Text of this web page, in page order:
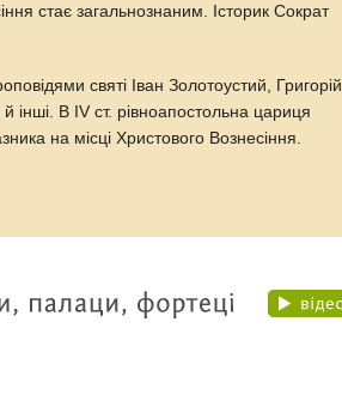
стає загальнознаним. Історик Сократ
святі Іван Золотоустий, Григорій
інші. В IV ст. рівноапостольна цариця
на місці Христового Вознесіння.